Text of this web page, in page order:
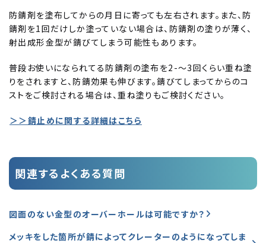
防錆剤を塗布してからの月日に寄っても左右されます。また、防
錆剤を1回だけしか塗っていない場合は、防錆剤の塗りが薄く、
射出成形金型が錆びてしまう可能性もあります。
普段お使いになられてる防錆剤の塗布を2-～3回くらい重ね塗
りをされますと、防錆効果も伸びます。錆びてしまってからのコ
ストをご検討される場合は、重ね塗りもご検討ください。
＞＞錆止めに関する詳細はこちら
関連するよくある質問
図面のない金型のオーバーホールは可能ですか？
メッキをした箇所が錆によってクレーターのようになってしま